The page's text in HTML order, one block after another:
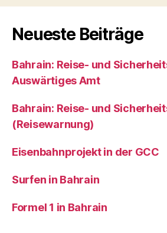
Neueste Beiträge
Bahrain: Reise- und
Auswärtiges Amt
Bahrain: Reise- und
(Reisewarnung)
Eisenbahnprojekt in der GCC
Surfen in Bahrain
Formel 1 in Bahrain